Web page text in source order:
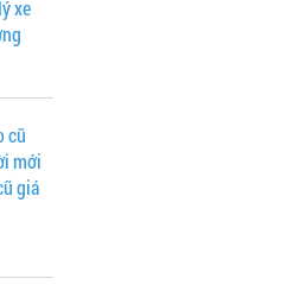
xe
cũ
mới
giá